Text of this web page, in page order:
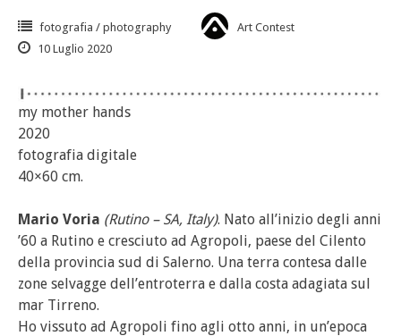
fotografia / photography
Art Contest
10 Luglio 2020
my mother hands
2020
fotografia digitale
40×60 cm.
Mario Voria (Rutino – SA, Italy). Nato all’inizio degli anni
’60 a Rutino e cresciuto ad Agropoli, paese del Cilento
della provincia sud di Salerno. Una terra contesa dalle
zone selvagge dell’entroterra e dalla costa adagiata sul
mar Tirreno.
Ho vissuto ad Agropoli fino agli otto anni, in un’epoca